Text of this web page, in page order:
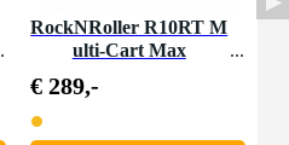
RockNRoller R10RT M
ulti-Cart Max
€ 289,-